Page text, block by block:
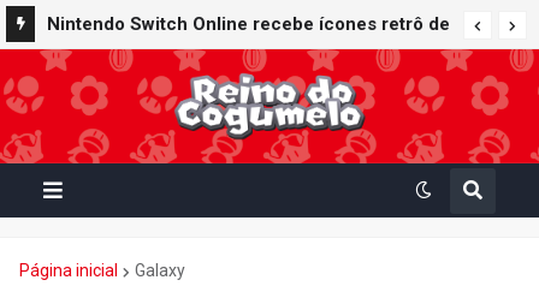
Nintendo Switch Online recebe ícones retrô de
Mario Paint (SNES) e Mario Kart: Super Circuit
(GBA)
Página inicial Galaxy